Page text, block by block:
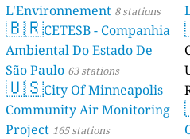
L'Environnement 8 stations
🇧🇷CETESB - Companhia
Ambiental Do Estado De
São Paulo 63 stations
🇺🇸City Of Minneapolis
Community Air Monitoring
Project 165 stations